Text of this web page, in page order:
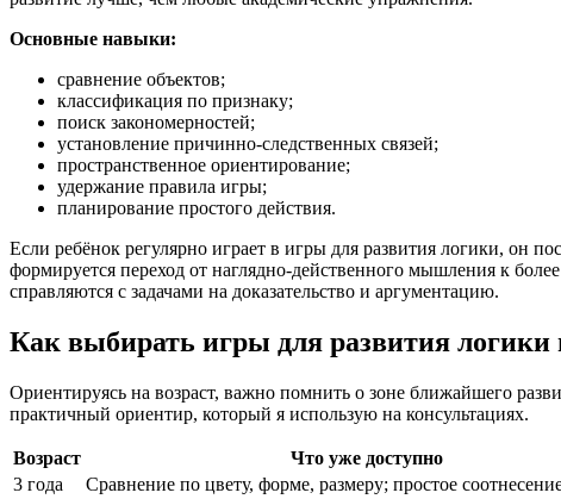
Основные навыки:
сравнение объектов;
классификация по признаку;
поиск закономерностей;
установление причинно-следственных связей;
пространственное ориентирование;
удержание правила игры;
планирование простого действия.
Если ребёнок регулярно играет в игры для развития логики, он
формируется переход от наглядно-действенного мышления к
справляются с задачами на доказательство и аргументацию.
Как выбирать игры для развития логики
Ориентируясь на возраст, важно помнить о зоне ближайшего
практичный ориентир, который я использую на консультациях.
Возраст Что уже доступно
3 года
Сравнение по цвету, форме, размеру; простое